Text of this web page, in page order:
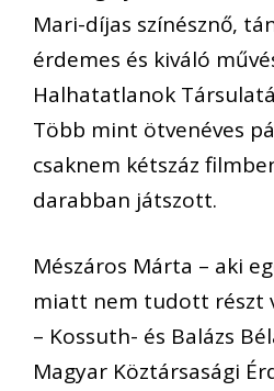
Mari-díjas színésznő,
érdemes és kiváló
Halhatatlanok
Több mint ötvenéves
csaknem kétszáz
darabban játszott.
Mészáros Márta – aki
miatt nem tudott részt
– Kossuth- és Balázs
Magyar Köztársasági